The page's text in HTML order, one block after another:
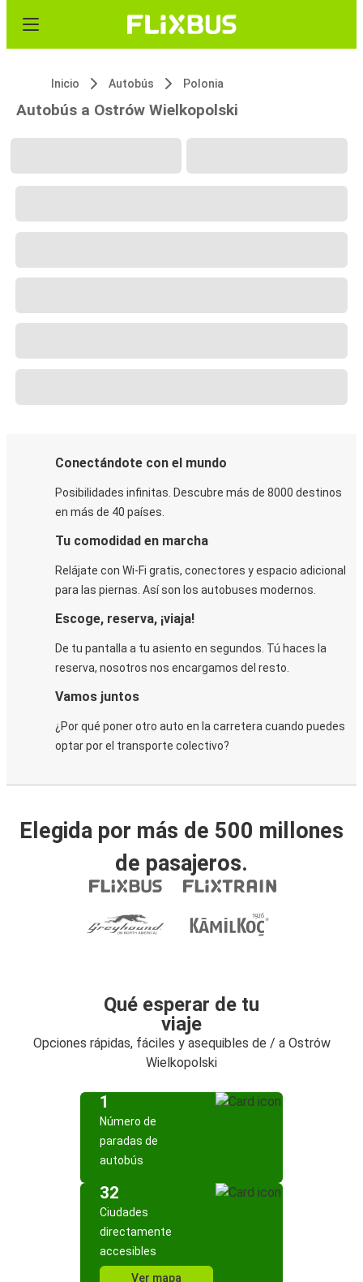
Inicio Autobús Polonia
Autobús a Ostrów Wielkopolski
Conectándote con el mundo
Posibilidades infinitas. Descubre más de 8000 destinos
en más de 40 países.
Tu comodidad en marcha
Relájate con Wi-Fi gratis, conectores y espacio adicional
para las piernas. Así son los autobuses modernos.
Escoge, reserva, ¡viaja!
De tu pantalla a tu asiento en segundos. Tú haces la
reserva, nosotros nos encargamos del resto.
Vamos juntos
¿Por qué poner otro auto en la carretera cuando puedes
optar por el transporte colectivo?
Elegida por más de 500 millones
de pasajeros.
Qué esperar de tu
viaje
Opciones rápidas, fáciles y asequibles de / a Ostrów
Wielkopolski
1
Número de
paradas de
autobús
32
Ciudades
directamente
accesibles
Ver mapa